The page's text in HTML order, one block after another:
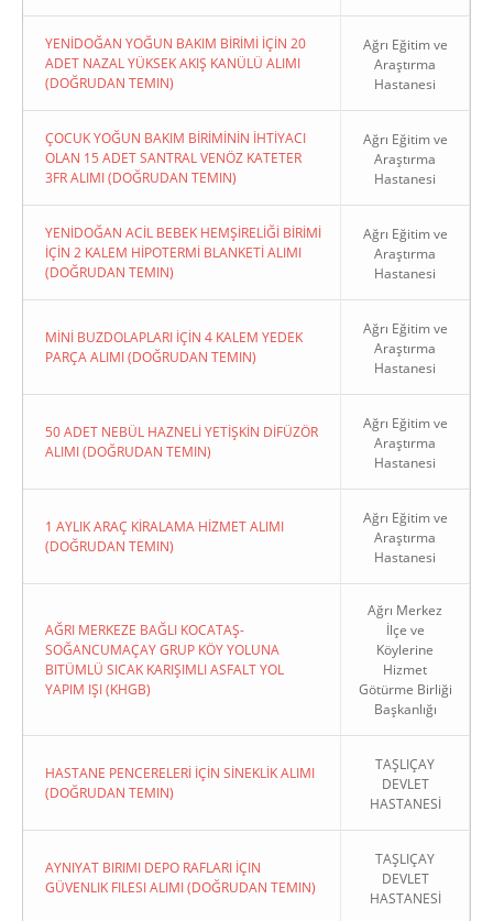
YENİDOĞAN YOĞUN BAKIM BİRİMİ İÇİN 20
ADET NAZAL YÜKSEK AKIŞ KANÜLÜ ALIMI
(DOĞRUDAN TEMIN)
Ağrı Eğitim ve
Araştırma
Hastanesi
ÇOCUK YOĞUN BAKIM BİRİMİNİN İHTİYACI
OLAN 15 ADET SANTRAL VENÖZ KATETER
3FR ALIMI (DOĞRUDAN TEMIN)
Ağrı Eğitim ve
Araştırma
Hastanesi
YENİDOĞAN ACİL BEBEK HEMŞİRELİĞİ BİRİMİ
İÇİN 2 KALEM HİPOTERMİ BLANKETİ ALIMI
(DOĞRUDAN TEMIN)
Ağrı Eğitim ve
Araştırma
Hastanesi
MİNİ BUZDOLAPLARI İÇİN 4 KALEM YEDEK
PARÇA ALIMI (DOĞRUDAN TEMIN)
Ağrı Eğitim ve
Araştırma
Hastanesi
50 ADET NEBÜL HAZNELİ YETİŞKİN DİFÜZÖR
ALIMI (DOĞRUDAN TEMIN)
Ağrı Eğitim ve
Araştırma
Hastanesi
1 AYLIK ARAÇ KİRALAMA HİZMET ALIMI
(DOĞRUDAN TEMIN)
Ağrı Eğitim ve
Araştırma
Hastanesi
AĞRI MERKEZE BAĞLI KOCATAŞ-
SOĞANCUMAÇAY GRUP KÖY YOLUNA
BITÜMLÜ SICAK KARIŞIMLI ASFALT YOL
YAPIM IŞI (KHGB)
Ağrı Merkez
İlçe ve
Köylerine
Hizmet
Götürme Birliği
Başkanlığı
HASTANE PENCERELERİ İÇİN SİNEKLİK ALIMI
(DOĞRUDAN TEMIN)
TAŞLIÇAY
DEVLET
HASTANESİ
AYNIYAT BIRIMI DEPO RAFLARI İÇIN
GÜVENLIK FILESI ALIMI (DOĞRUDAN TEMIN)
TAŞLIÇAY
DEVLET
HASTANESİ